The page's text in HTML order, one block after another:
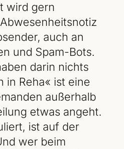
wird gern
auch an
und Spam-Bots.
darin nichts
in Reha« ist eine
außerhalb
etwas angeht.
ist auf der
wer beim